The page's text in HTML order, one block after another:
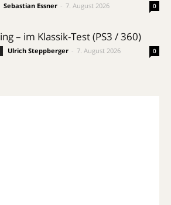
Sebastian Essner 7. August 2026 0
– im Klassik-Test (PS3 / 360)
Ulrich Steppberger 7. August 2026 0